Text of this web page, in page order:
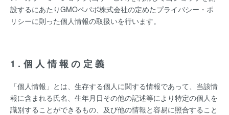
設するにあたりGMOペパボ株式会社の定めたプライバシー・ポ
リシーに則った個人情報の取扱いを行います。
1.個人情報の定義
「個人情報」とは、生存する個人に関する情報であって、当該情
報に含まれる氏名、生年月日その他の記述等により特定の個人を
識別することができるもの、及び他の情報と容易に照合すること